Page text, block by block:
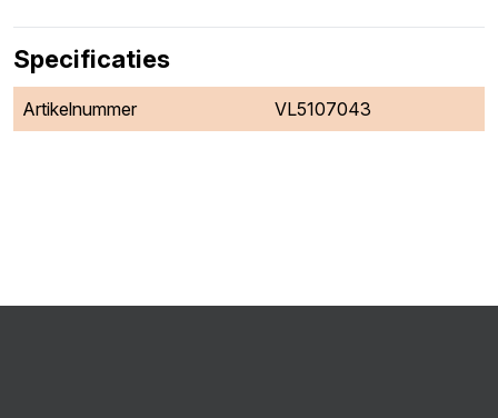
Specificaties
Artikelnummer VL5107043